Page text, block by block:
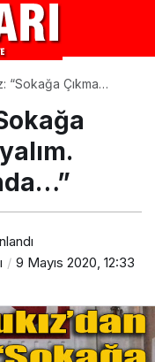
“Sokağa Çıkma
9 Mayıs 2020, 12:33